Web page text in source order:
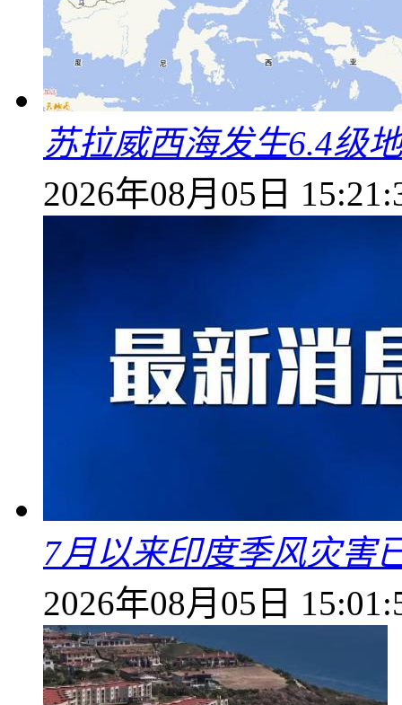
苏拉威西海发生6.4级
2026年08月05日
7月以来印度季风灾害
2026年08月05日